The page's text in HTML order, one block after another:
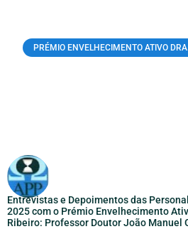
PRÉMIO ENVELHECIMENTO ATIVO
Entrevistas e Depoimentos das
2025 com o Prémio Envelhecimento
Ribeiro: Professor Doutor João Manuel